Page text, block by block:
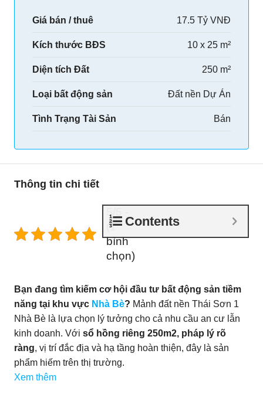
Giá bán / thuê 17.5 Tỷ VNĐ
Kích thước BĐS 10 x 25 m²
Diện tích Đất 250 m²
Loại bất động sản Đất nền Dự Án
Tình Trạng Tài Sản Bán
Thông tin chi tiết
Contents
5/5 -
(1
bình
chọn)
Bạn đang tìm kiếm cơ hội đầu tư bất động sản tiềm
năng tại khu vực Nhà Bè? Mảnh đất nền Thái Sơn 1
Nhà Bè là lựa chọn lý tưởng cho cả nhu cầu an cư lẫn
kinh doanh. Với sổ hồng riêng 250m2, pháp lý rõ
ràng, vị trí đắc địa và hạ tầng hoàn thiện, đây là sản
phẩm hiếm trên thị trường.
Xem thêm